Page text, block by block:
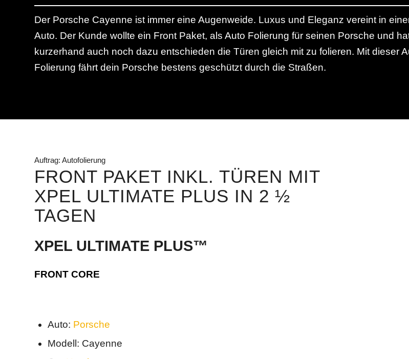
Der Porsche Cayenne ist immer eine Augenweide. Luxus und Eleganz vereint in
Auto. Der Kunde wollte ein Front Paket, als Auto Folierung für seinen Porsche und
kurzerhand auch noch dazu entschieden die Türen gleich mit zu folieren. Mit dieser
Folierung fährt dein Porsche bestens geschützt durch die Straßen.
Auftrag: Autofolierung
FRONT PAKET INKL. TÜREN MIT
XPEL ULTIMATE PLUS IN 2 ½
TAGEN
XPEL ULTIMATE PLUS™
FRONT CORE
Auto: Porsche
Modell: Cayenne